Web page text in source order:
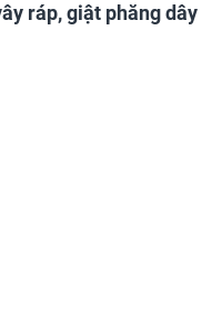
ráp, giật phăng dây